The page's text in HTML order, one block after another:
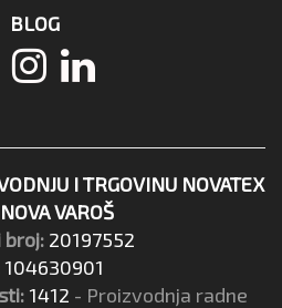
BLOG
I TRGOVINU NOVATEX
VAROŠ
broj: 20197552
104630901
1412 - Proizvodnja radne